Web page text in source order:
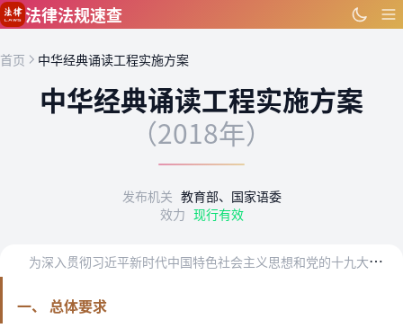
跳到主要内容
法律法规速查
首页 中华经典诵读工程实施方案
中华经典诵读工程实施方案
（2018年）
发布机关 教育部、国家语委
效力 现行有效
为
深入贯彻习近平新时代中国特色社会主义思想和党的十九大精神，落实中共中央办公厅、国务院办公厅印发的《关于实施中华优秀传统文化传承发展工程的意见》，教育部、国家语…
一、 总体要求